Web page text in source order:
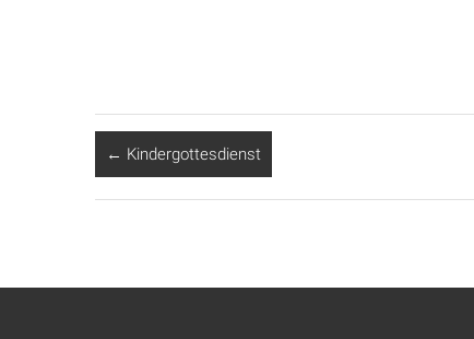
← Kindergottesdienst